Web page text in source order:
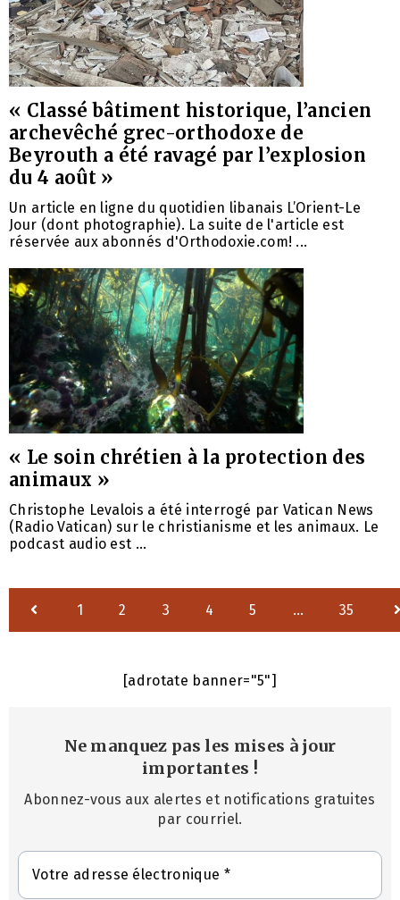
« Classé bâtiment historique, l’ancien
archevêché grec-orthodoxe de
Beyrouth a été ravagé par l’explosion
du 4 août »
Un article en ligne du quotidien libanais L’Orient-Le
Jour (dont photographie). La suite de l'article est
réservée aux abonnés d'Orthodoxie.com! ...
« Le soin chrétien à la protection des
animaux »
Christophe Levalois a été interrogé par Vatican News
(Radio Vatican) sur le christianisme et les animaux. Le
podcast audio est ...
1 2 3 4 5 … 35
[adrotate banner="5"]
Ne manquez pas les mises à jour
importantes !
Abonnez-vous aux alertes et notifications gratuites
par courriel.